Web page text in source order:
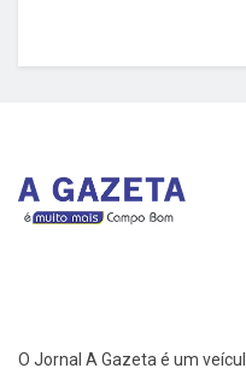
O Jornal A Gazeta é um